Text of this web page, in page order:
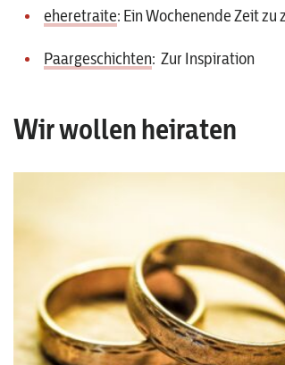
eheretraite: Ein Wochenende Zeit zu
Paargeschichten: Zur Inspiration
Wir wollen heiraten